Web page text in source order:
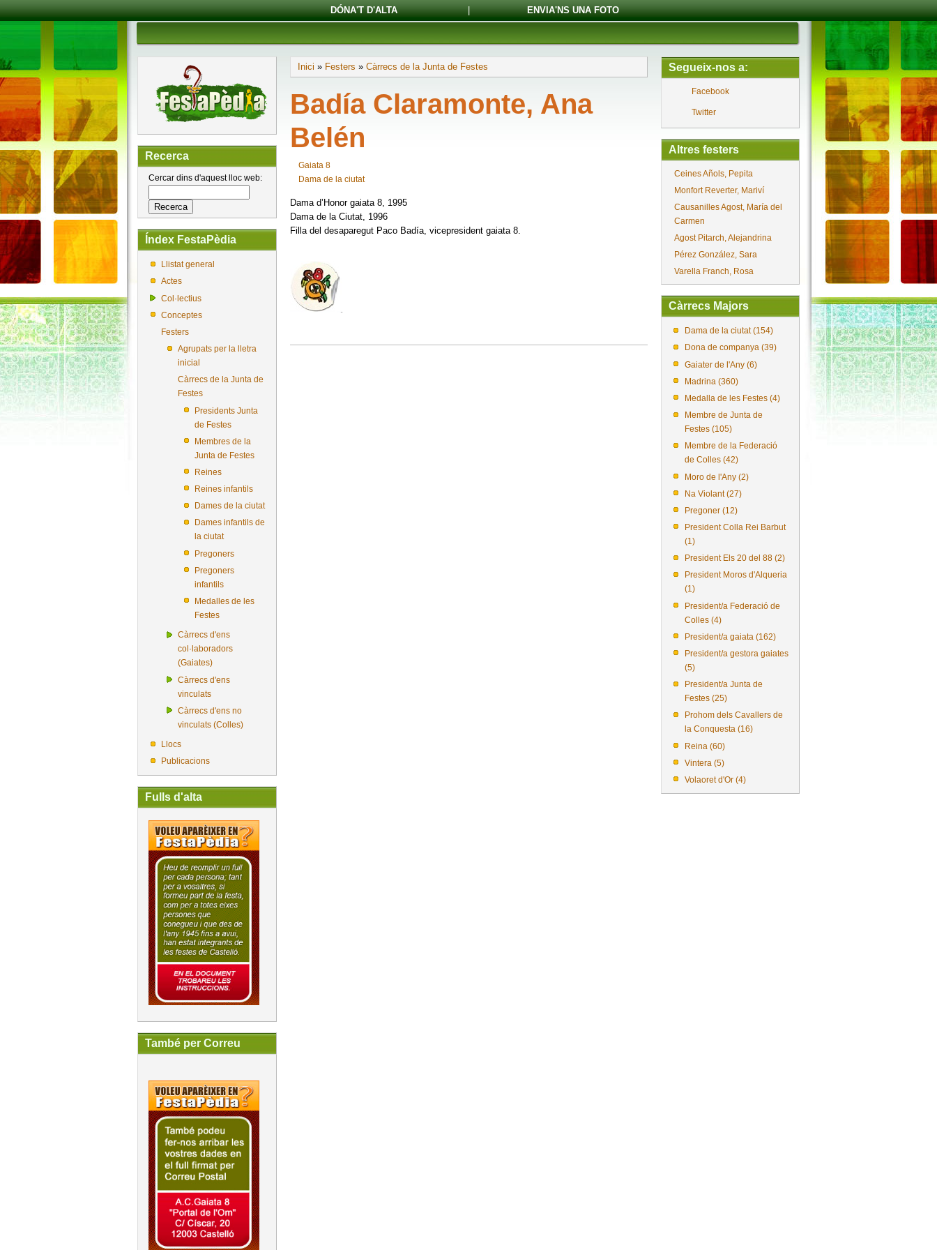
DÓNA'T D'ALTA | ENVIA'NS UNA FOTO
Recerca
Cercar dins d'aquest lloc web:
Índex FestaPèdia
Llistat general
Actes
Col·lectius
Conceptes
Festers
Agrupats per la lletra
inicial
Càrrecs de la Junta de
Festes
Presidents Junta
de Festes
Membres de la
Junta de Festes
Reines
Reines infantils
Dames de la ciutat
Dames infantils de
la ciutat
Pregoners
Pregoners
infantils
Medalles de les
Festes
Càrrecs d'ens
col·laboradors
(Gaiates)
Càrrecs d'ens
vinculats
Càrrecs d'ens no
vinculats (Colles)
Llocs
Publicacions
Fulls d'alta
També per Correu
Inici » Festers » Càrrecs de la Junta de Festes
Badía Claramonte, Ana
Belén
Gaiata 8
Dama de la ciutat
Dama d’Honor gaiata 8, 1995
Dama de la Ciutat, 1996
Filla del desaparegut Paco Badía, vicepresident gaiata 8.
Segueix-nos a:
Facebook
Twitter
Altres festers
Ceines Añols, Pepita
Monfort Reverter, Mariví
Causanilles Agost, María del
Carmen
Agost Pitarch, Alejandrina
Pérez González, Sara
Varella Franch, Rosa
Càrrecs Majors
Dama de la ciutat (154)
Dona de companya (39)
Gaiater de l'Any (6)
Madrina (360)
Medalla de les Festes (4)
Membre de Junta de
Festes (105)
Membre de la Federació
de Colles (42)
Moro de l'Any (2)
Na Violant (27)
Pregoner (12)
President Colla Rei Barbut
(1)
President Els 20 del 88 (2)
President Moros d'Alqueria
(1)
President/a Federació de
Colles (4)
President/a gaiata (162)
President/a gestora gaiates
(5)
President/a Junta de
Festes (25)
Prohom dels Cavallers de
la Conquesta (16)
Reina (60)
Vintera (5)
Volaoret d'Or (4)